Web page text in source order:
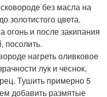
без масла на
золотистого цвета.
огонь и после закипания
посолить.
нагреть оливковое
лук и чеснок,
Тушить примерно 5
добавить размятые